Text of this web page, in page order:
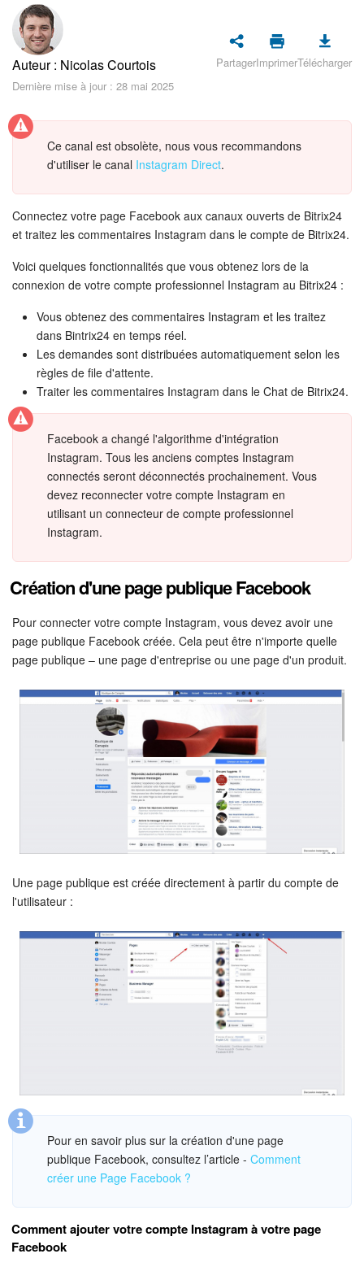
Démarrer sur Bitrix24
Abonnement
Actualités
Tâches et projets
Groupes de travail
Calendriers
Bitrix24 Drive
Sites
Boutique en ligne
Gestion des stocks
Messagerie web
Réservation en ligne
Signature électronique
Signature électronique pour les RH
Automatisation
Espace des ventes
CRM + Boutique en ligne
Centre de contact
Téléphonie
Auteur : Nicolas Courtois
Dernière mise à jour : 28 mai 2025
PartagerImprimerTélécharger
Ce canal est obsolète, nous vous recommandons
d'utiliser le canal Instagram Direct.
Connectez votre page Facebook aux canaux ouverts de Bitrix24
et traitez les commentaires Instagram dans le compte de Bitrix24.
Voici quelques fonctionnalités que vous obtenez lors de la
connexion de votre compte professionnel Instagram au Bitrix24 :
Vous obtenez des commentaires Instagram et les traitez
dans Bintrix24 en temps réel.
Les demandes sont distribuées automatiquement selon les
règles de file d'attente.
Traiter les commentaires Instagram dans le Chat de Bitrix24.
Facebook a changé l'algorithme d'intégration
Instagram. Tous les anciens comptes Instagram
connectés seront déconnectés prochainement. Vous
devez reconnecter votre compte Instagram en
utilisant un connecteur de compte professionnel
Instagram.
Création d'une page publique Facebook
Pour connecter votre compte Instagram, vous devez avoir une
page publique Facebook créée. Cela peut être n'importe quelle
page publique – une page d'entreprise ou une page d'un produit.
Une page publique est créée directement à partir du compte de
l'utilisateur :
Pour en savoir plus sur la création d'une page
publique Facebook, consultez l’article - Comment
créer une Page Facebook ?
Comment ajouter votre compte Instagram à votre page
Facebook